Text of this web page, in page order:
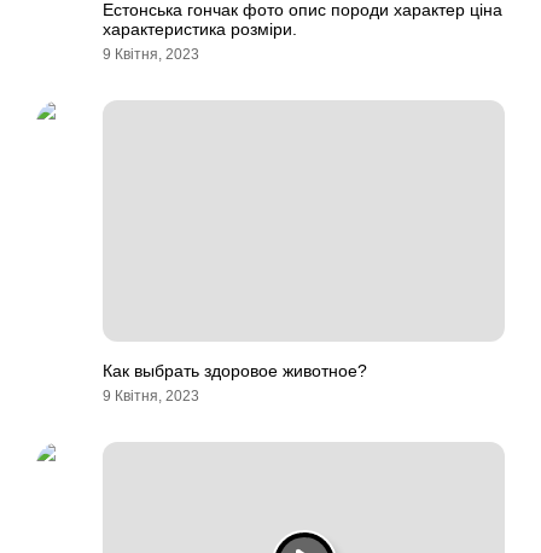
Естонська гончак фото опис породи характер ціна
характеристика розміри.
9 Квітня, 2023
Как выбрать здоровое животное?
9 Квітня, 2023